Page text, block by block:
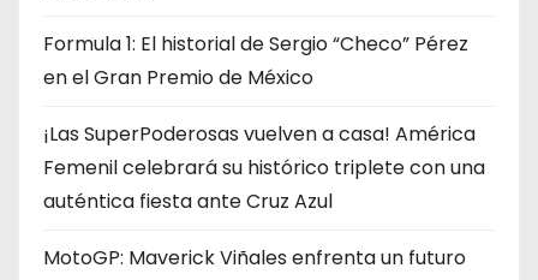
Formula 1: El historial de Sergio “Checo” Pérez
en el Gran Premio de México
¡Las SuperPoderosas vuelven a casa! América
Femenil celebrará su histórico triplete con una
auténtica fiesta ante Cruz Azul
MotoGP: Maverick Viñales enfrenta un futuro